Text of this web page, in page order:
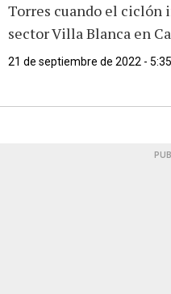
Torres cuando el ciclón
sector Villa Blanca en
21 de septiembre de 2022 -